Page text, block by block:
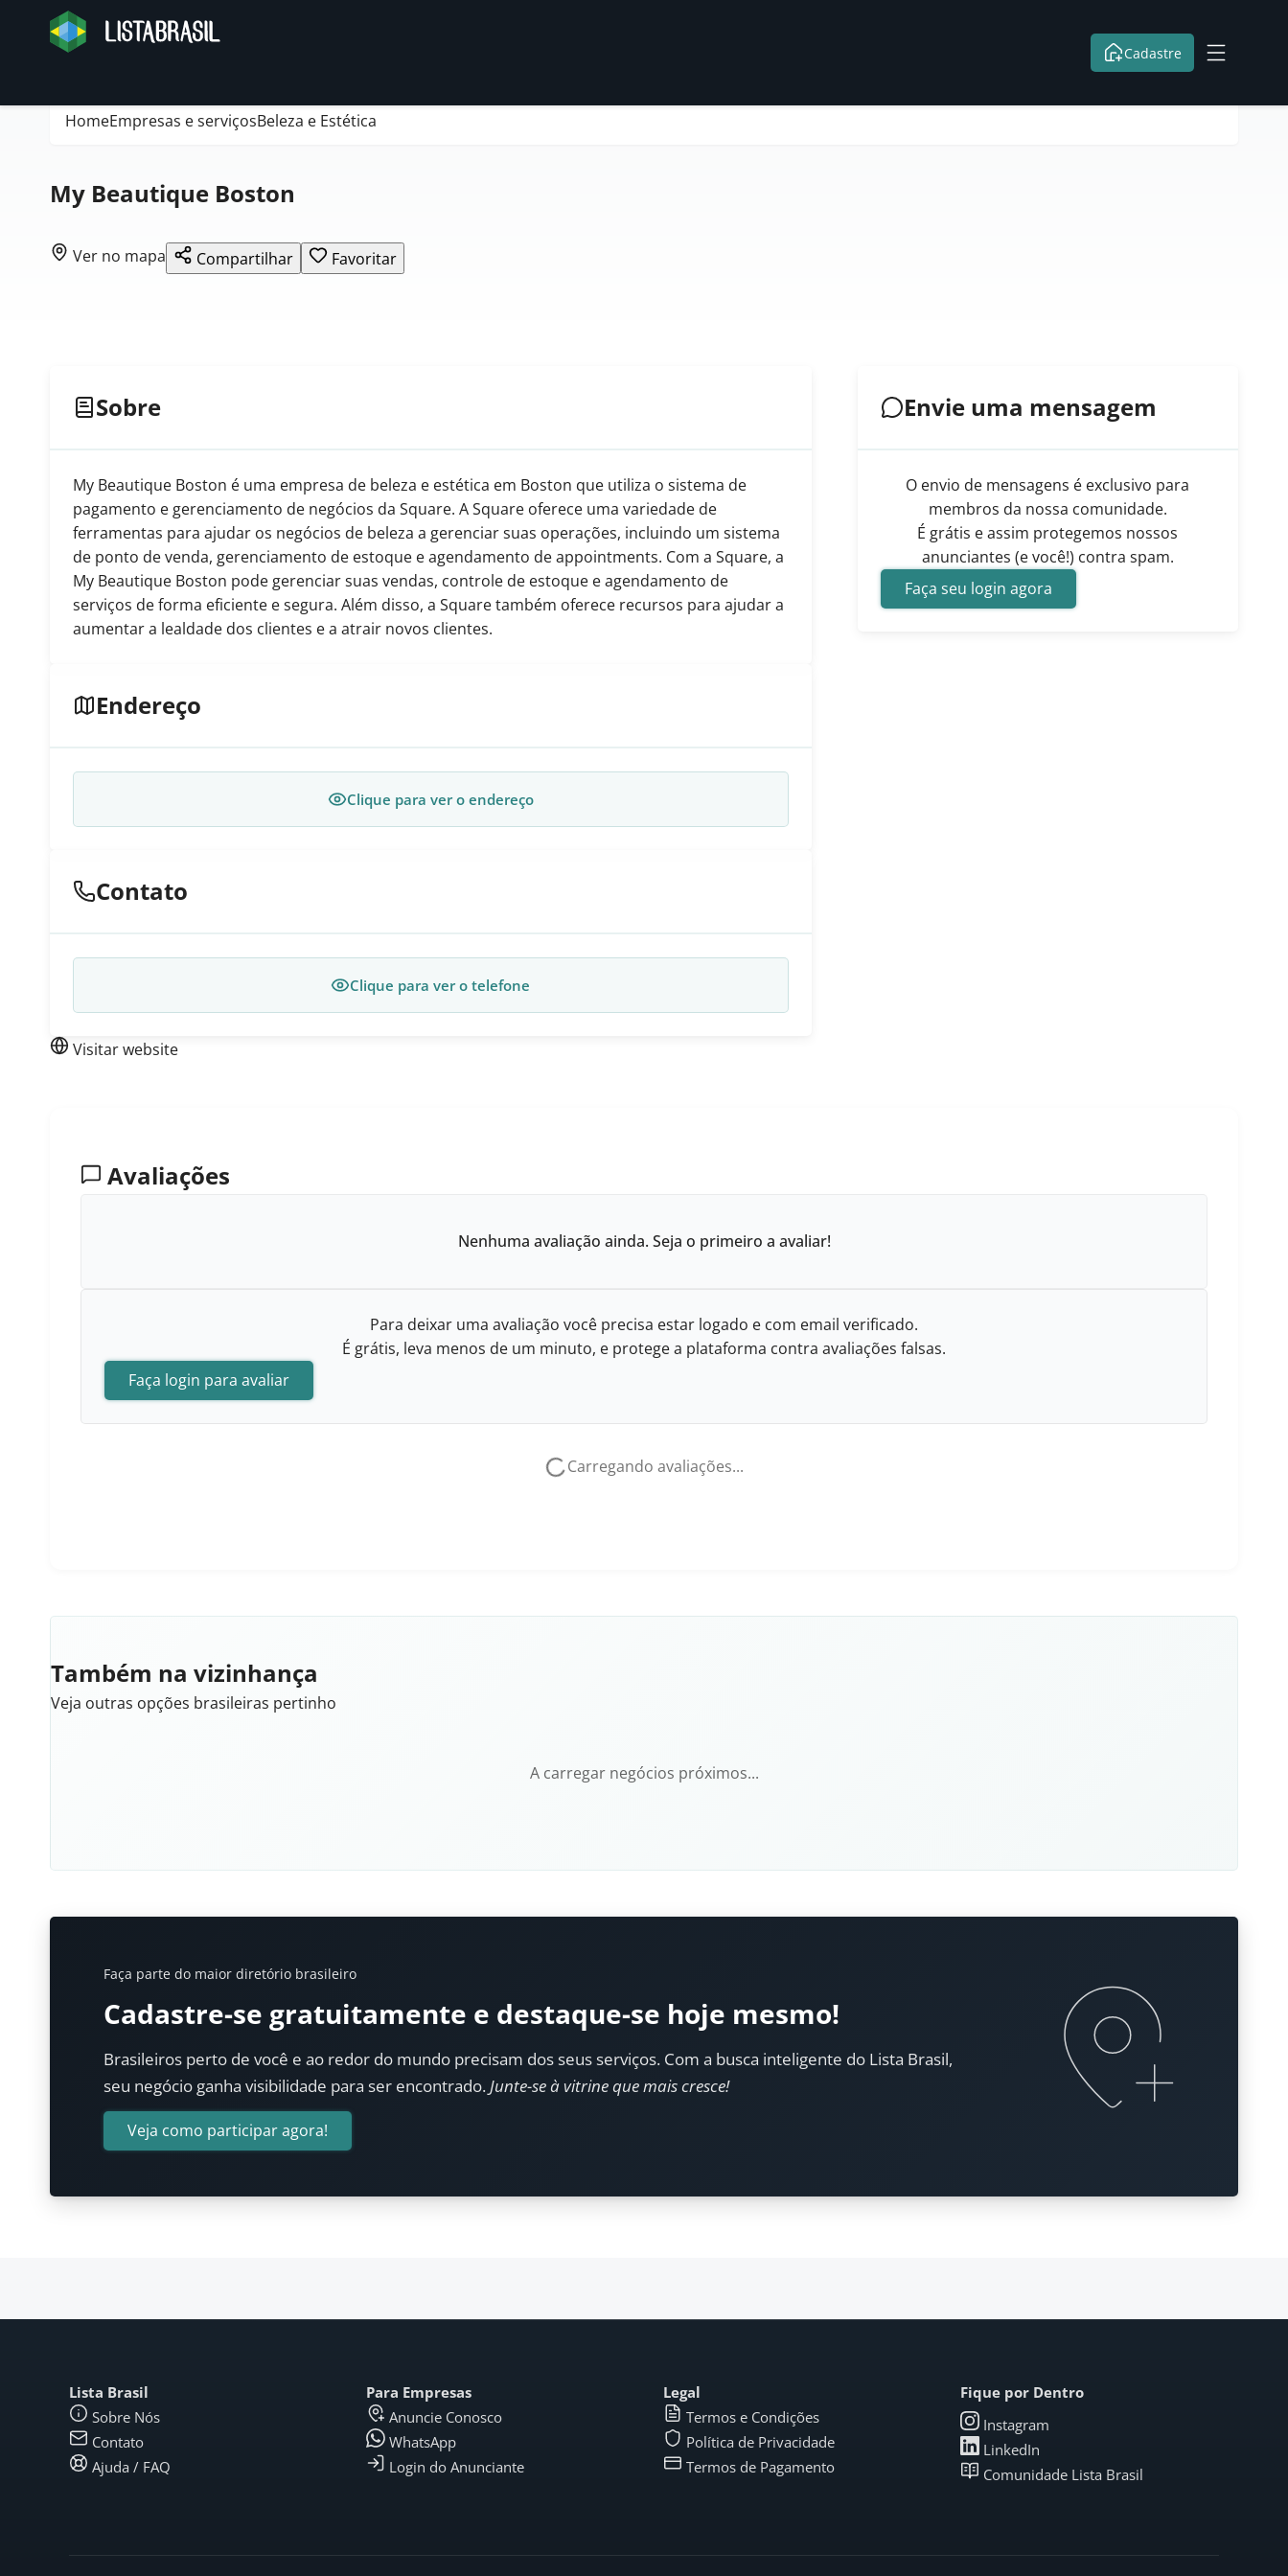
Cadastre
HomeEmpresas e serviçosBeleza e Estética
My Beautique Boston
Ver no mapa Compartilhar Favoritar
Sobre
My Beautique Boston é uma empresa de beleza e estética em Boston que utiliza o sistema de
pagamento e gerenciamento de negócios da Square. A Square oferece uma variedade de
ferramentas para ajudar os negócios de beleza a gerenciar suas operações, incluindo um sistema
de ponto de venda, gerenciamento de estoque e agendamento de appointments. Com a Square, a
My Beautique Boston pode gerenciar suas vendas, controle de estoque e agendamento de
serviços de forma eficiente e segura. Além disso, a Square também oferece recursos para ajudar a
aumentar a lealdade dos clientes e a atrair novos clientes.
Endereço
Clique para ver o endereço
Contato
Clique para ver o telefone
Visitar website
Envie uma mensagem
O envio de mensagens é exclusivo para
membros da nossa comunidade.
É grátis e assim protegemos nossos
anunciantes (e você!) contra spam.
Faça seu login agora
Avaliações
Nenhuma avaliação ainda. Seja o primeiro a avaliar!
Para deixar uma avaliação você precisa estar logado e com email verificado.
É grátis, leva menos de um minuto, e protege a plataforma contra avaliações falsas.
Faça login para avaliar
Carregando avaliações...
Também na vizinhança
Veja outras opções brasileiras pertinho
A carregar negócios próximos...
Faça parte do maior diretório brasileiro
Cadastre-se gratuitamente e destaque-se hoje mesmo!
Brasileiros perto de você e ao redor do mundo precisam dos seus serviços. Com a busca inteligente do Lista Brasil,
seu negócio ganha visibilidade para ser encontrado.Junte-se à vitrine que mais cresce!
Veja como participar agora!
Lista Brasil
Sobre Nós
Contato
Ajuda / FAQ
Para Empresas
Anuncie Conosco
WhatsApp
Login do Anunciante
Legal
Termos e Condições
Política de Privacidade
Termos de Pagamento
Fique por Dentro
Instagram
LinkedIn
Comunidade Lista Brasil